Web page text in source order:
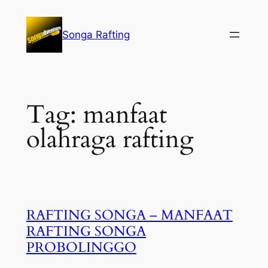
konten
Songa Rafting
Tag: manfaat
olahraga rafting
RAFTING SONGA – MANFAAT
RAFTING SONGA
PROBOLINGGO